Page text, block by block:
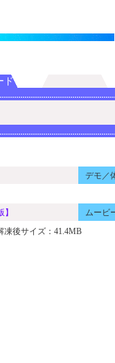
ド
デモ／
ムービ
凍後サイズ：41.4MB